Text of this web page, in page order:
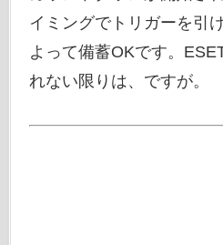
イミングでトリガーを引
よって備蓄OKです。
れない限りは、ですが。